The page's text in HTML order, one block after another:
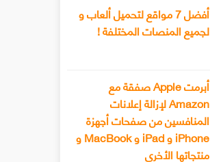
أفضل 7 مواقع لتحميل ألعاب و
لجميع المنصات المختلفة !
أبرمت Apple صفقة مع
Amazon لإزالة إعلانات
المنافسين من صفحات أجهزة
iPhone و iPad و MacBook و
منتجاتها الأخرى